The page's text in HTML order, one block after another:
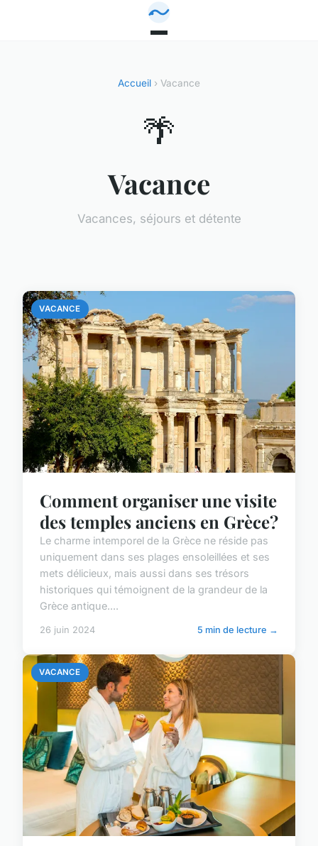
Accueil › Vacance
🌴
Vacance
Vacances, séjours et détente
VACANCE
Comment organiser une visite
des temples anciens en Grèce?
Le charme intemporel de la Grèce ne réside pas
uniquement dans ses plages ensoleillées et ses
mets délicieux, mais aussi dans ses trésors
historiques qui témoignent de la grandeur de la
Grèce antique....
26 juin 2024 5 min de lecture →
VACANCE